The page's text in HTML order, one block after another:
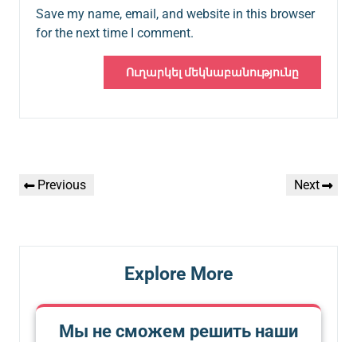
Save my name, email, and website in this browser
for the next time I comment.
նավարկումը
Previous
Previous
Next
Next
Explore More
Мы не сможем решить наши